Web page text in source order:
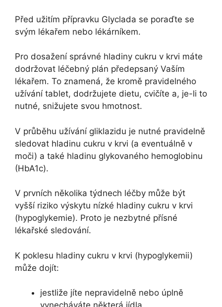
Před užitím přípravku Glyclada se poraďte se
svým lékařem nebo lékárníkem.
Pro dosažení správné hladiny cukru v krvi máte
dodržovat léčebný plán předepsaný Vaším
lékařem. To znamená, že kromě pravidelného
užívání tablet, dodržujete dietu, cvičíte a, je-li to
nutné, snižujete svou hmotnost.
V průběhu užívání gliklazidu je nutné pravidelně
sledovat hladinu cukru v krvi (a eventuálně v
moči) a také hladinu glykovaného hemoglobinu
(HbA1c).
V prvních několika týdnech léčby může být
vyšší riziko výskytu nízké hladiny cukru v krvi
(hypoglykemie). Proto je nezbytné přísné
lékařské sledování.
K poklesu hladiny cukru v krvi (hypoglykemii)
může dojít:
jestliže jíte nepravidelně nebo úplně